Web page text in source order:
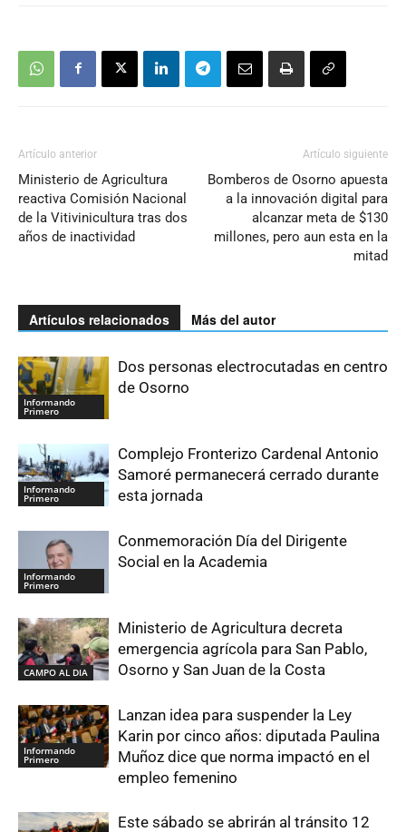
Artículo anterior
Ministerio de Agricultura
reactiva Comisión Nacional
de la Vitivinicultura tras dos
años de inactividad
Artículo siguiente
Bomberos de Osorno apuesta
a la innovación digital para
alcanzar meta de $130
millones, pero aun esta en la
mitad
Artículos relacionados Más del autor
Informando
Primero
Dos personas electrocutadas en centro
de Osorno
Informando
Primero
Complejo Fronterizo Cardenal Antonio
Samoré permanecerá cerrado durante
esta jornada
Informando
Primero
Conmemoración Día del Dirigente
Social en la Academia
CAMPO AL DIA
Ministerio de Agricultura decreta
emergencia agrícola para San Pablo,
Osorno y San Juan de la Costa
Informando
Primero
Lanzan idea para suspender la Ley
Karin por cinco años: diputada Paulina
Muñoz dice que norma impactó en el
empleo femenino
Este sábado se abrirán al tránsito 12